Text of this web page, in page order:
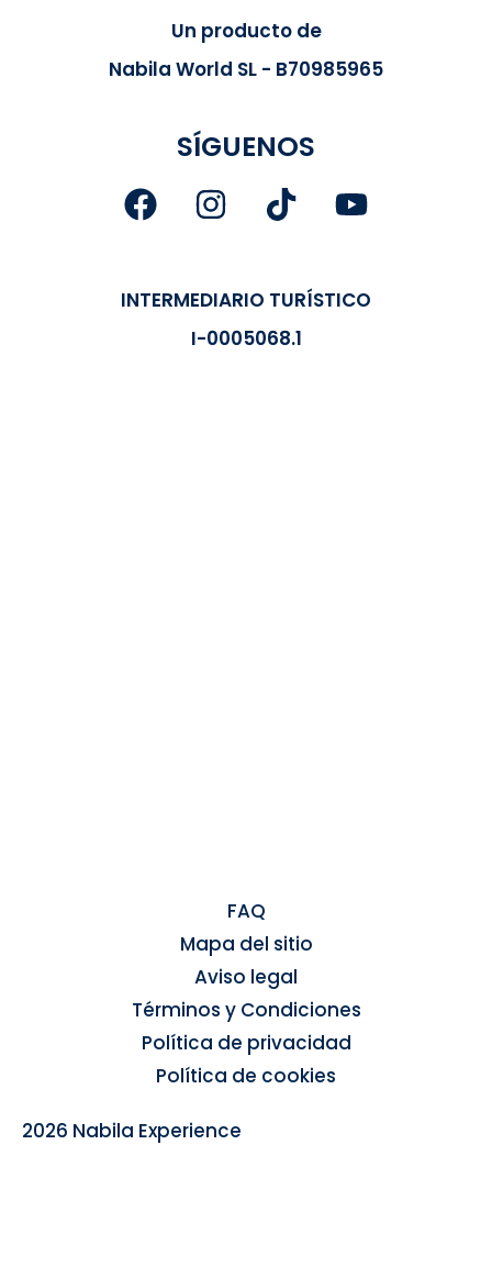
Un producto de
Nabila World SL - B70985965
SÍGUENOS
INTERMEDIARIO TURÍSTICO
I-0005068.1
FAQ
Mapa del sitio
Aviso legal
Términos y Condiciones
Política de privacidad
Política de cookies
2026 Nabila Experience